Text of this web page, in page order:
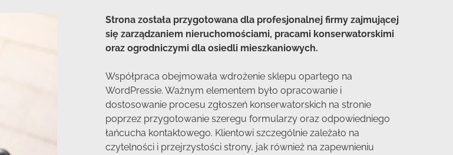
Strona została przygotowana dla profesjonalnej firmy zajmującej
się zarządzaniem nieruchomościami, pracami konserwatorskimi
oraz ogrodniczymi dla osiedli mieszkaniowych.
Współpraca obejmowała wdrożenie sklepu opartego na
WordPressie. Ważnym elementem było opracowanie i
dostosowanie procesu zgłoszeń konserwatorskich na stronie
poprzez przygotowanie szeregu formularzy oraz odpowiedniego
łańcucha kontaktowego. Klientowi szczególnie zależało na
czytelności i przejrzystości strony, jak również na zapewnieniu